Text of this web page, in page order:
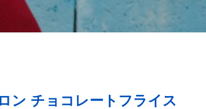
ン チョコレートフライス